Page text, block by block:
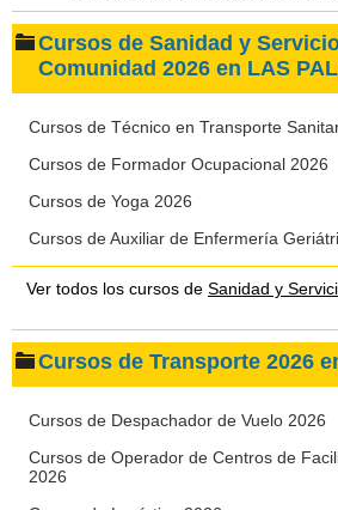
Cursos de Sanidad y
Comunidad 2026 en LAS
Cursos de Técnico en Transporte
Cursos de Formador Ocupacional 2026
Cursos de Yoga 2026
Cursos de Auxiliar de Enfermería
Ver todos los cursos de Sanidad y
Cursos de Transporte 2026
Cursos de Despachador de Vuelo 2026
Cursos de Operador de Centros de
2026